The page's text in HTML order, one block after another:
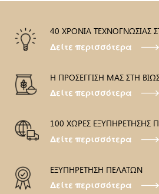
40 ΧΡΟΝΙΑ ΤΕΧΝΟΓΝΩΣΙΑΣ
Δείτε περισσότερα
Η ΠΡΟΣΕΓΓΙΣΗ ΜΑΣ ΣΤΗ
Δείτε περισσότερα
100 ΧΩΡΕΣ ΕΞΥΠΗΡΕΤΗΣΗΣ
Δείτε περισσότερα
ΕΞΥΠΗΡΕΤΗΣΗ ΠΕΛΑΤΩΝ
Δείτε περισσότερα